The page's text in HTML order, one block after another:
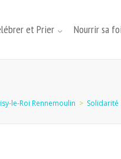
et Prier Nourrir sa foi
le-Roi Rennemoulin > Solidarité